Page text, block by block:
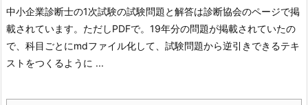
中小企業診断士の1次試験の試験問題と解答は診断協会のページで掲
載されています。 ただしPDFで。 19年分の問題が掲載されていたの
で、科目ごとにmdファイル化して、試験問題から逆引きできるテキ
ストをつくるように ...